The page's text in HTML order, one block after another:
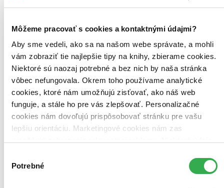
Môžeme pracovať s cookies a kontaktnými údajmi?
Aby sme vedeli, ako sa na našom webe správate, a mohli
vám zobraziť tie najlepšie tipy na knihy, zbierame cookies.
Niektoré sú naozaj potrebné a bez nich by naša stránka
vôbec nefungovala. Okrem toho používame analytické
cookies, ktoré nám umožňujú zisťovať, ako náš web
funguje, a stále ho pre vás zlepšovať. Personalizačné
cookies nám dovoľujú prispôsobovať stránku pre vašu
lepšiu orientáciu. Marketingové cookies nám zas
keby sme mohli používať všetky tieto cookies. Ďakujeme!
súhlasu
Potrebné
Väzba
Zoradiť
Bestsellery
Top hodnotené
Najdrahšie
Najlacnejšie